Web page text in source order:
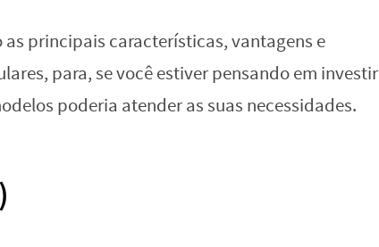
principais características, vantagens e
para, se você estiver pensando em investir
poderia atender as suas necessidades.